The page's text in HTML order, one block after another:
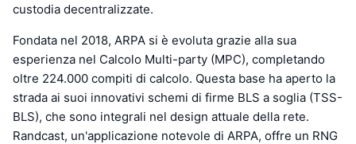
custodia decentralizzate.
Fondata nel 2018, ARPA si è evoluta grazie alla sua
esperienza nel Calcolo Multi-party (MPC), completando
oltre 224.000 compiti di calcolo. Questa base ha aperto la
strada ai suoi innovativi schemi di firme BLS a soglia (TSS-
BLS), che sono integrali nel design attuale della rete.
Randcast, un'applicazione notevole di ARPA, offre un RNG